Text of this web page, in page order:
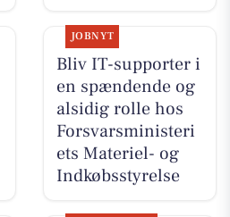
JOBNYT
Bliv IT-supporter i
en spændende og
alsidig rolle hos
Forsvarsministeri
ets Materiel- og
Indkøbsstyrelse